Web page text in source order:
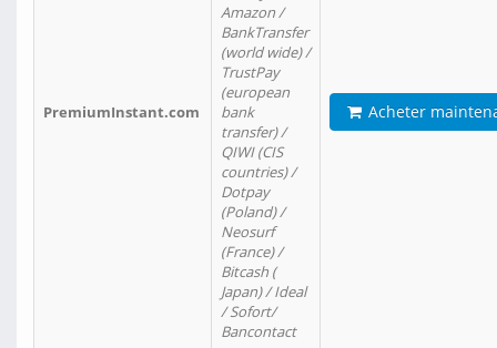
PremiumInstant.com
Amazon /
BankTransfer
(world wide) /
TrustPay
(european
bank
transfer) /
QIWI (CIS
countries) /
Dotpay
(Poland) /
Neosurf
(France) /
Bitcash (
Japan) / Ideal
/ Sofort/
Bancontact
Acheter